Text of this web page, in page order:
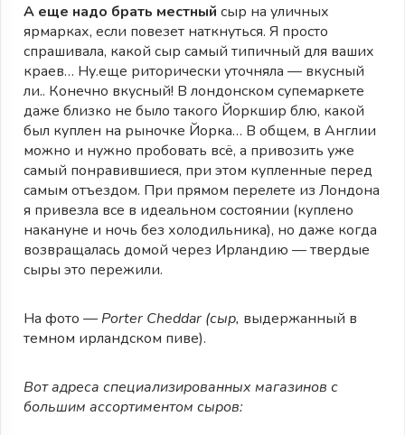
А еще надо брать местный сыр на уличных
ярмарках, если повезет наткнуться. Я просто
спрашивала, какой сыр самый типичный для ваших
краев… Ну.еще риторически уточняла — вкусный
ли.. Конечно вкусный! В лондонском супемаркете
даже близко не было такого Йоркшир блю, какой
был куплен на рыночке Йорка… В общем, в Англии
можно и нужно пробовать всё, а привозить уже
самый понравившиеся, при этом купленные перед
самым отъездом. При прямом перелете из Лондона
я привезла все в идеальном состоянии (куплено
накануне и ночь без холодильника), но даже когда
возвращалась домой через Ирландию — твердые
сыры это пережили.
На фото — Porter Cheddar (сыр, выдержанный в
темном ирландском пиве).
Вот адреса специализированных магазинов с
большим ассортиментом сыров: